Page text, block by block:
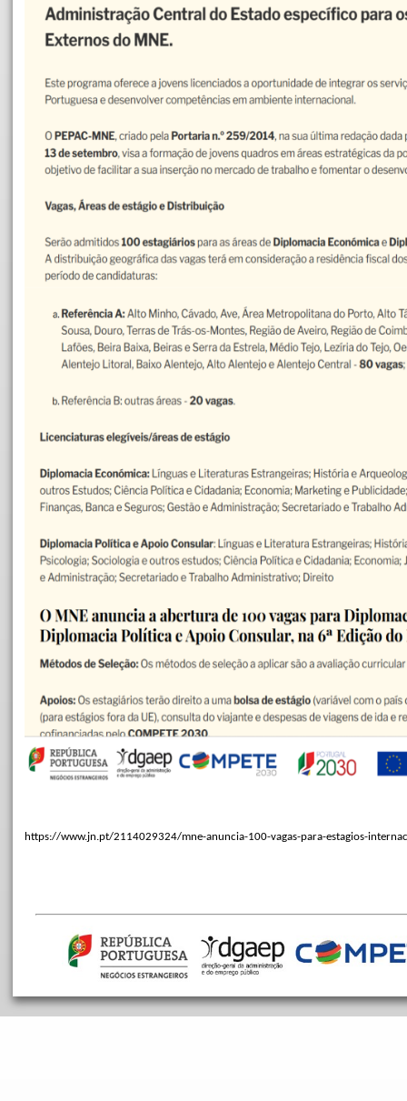
https://www.jn.pt/2114029324/mne-anuncia-100-vagas-para-estagios-